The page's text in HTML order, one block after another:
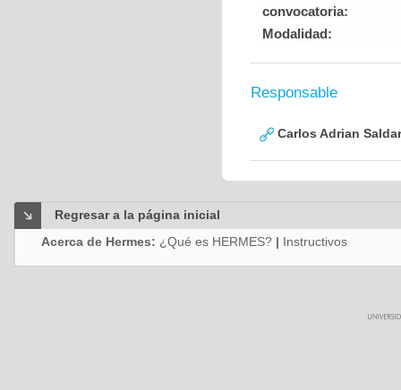
convocatoria:
Modalidad:
Responsable
Carlos Adrian
Regresar a la página inicial
Acerca de Hermes: ¿Qué es HERMES? | Instructivos